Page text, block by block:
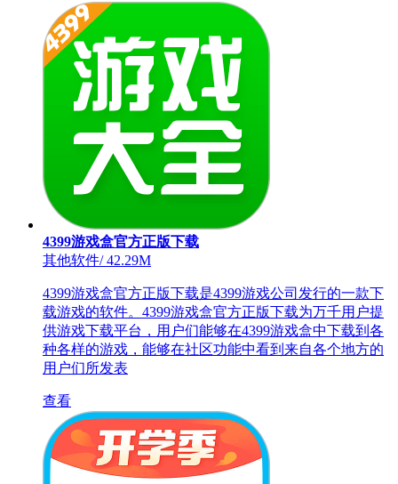
4399游戏盒官方正版下载
其他软件/42.29M
4399游戏盒官方正版下载是4399游戏公司发行的一款下
载游戏的软件。4399游戏盒官方正版下载为万千用户提
供游戏下载平台，用户们能够在4399游戏盒中下载到各
种各样的游戏，能够在社区功能中看到来自各个地方的
用户们所发表
查看